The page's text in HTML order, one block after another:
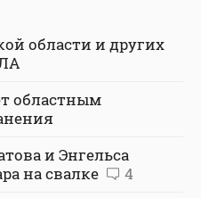
области и других
областным
и Энгельса
на свалке
4